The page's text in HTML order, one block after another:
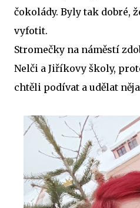
čokolády. Byly tak dobré,
vyfotit.
Stromečky na náměstí
Nelči a Jiříkovy školy,
chtěli podívat a udělat